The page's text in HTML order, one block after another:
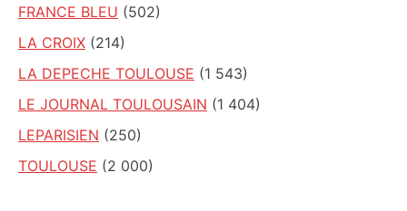
FRANCE BLEU (502)
LA CROIX (214)
LA DEPECHE TOULOUSE (1 543)
LE JOURNAL TOULOUSAIN (1 404)
LEPARISIEN (250)
TOULOUSE (2 000)